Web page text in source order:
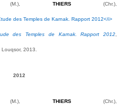
THIERS(Chr.),
des Temples de Karnak. Rapport 2012,
Louqsor, 2013.
2012
THIERS(Chr.),